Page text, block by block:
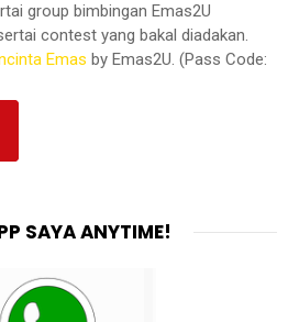
group bimbingan Emas2U
contest yang bakal diadakan.
Emas by Emas2U. (Pass Code:
SAYA ANYTIME!